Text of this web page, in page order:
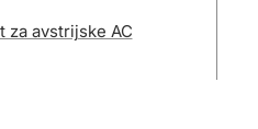
za avstrijske AC